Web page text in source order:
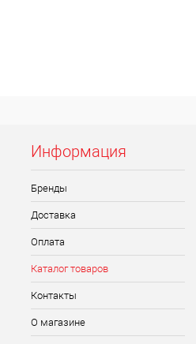
Информация
Бренды
Доставка
Оплата
Каталог товаров
Контакты
О магазине